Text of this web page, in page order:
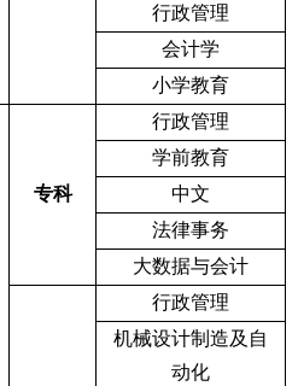
行政管理
会计学
小学教育
专科
行政管理
学前教育
中文
法律事务
大数据与会计
行政管理
机械设计制造及自
动化